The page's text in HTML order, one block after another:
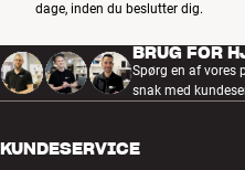
dage, inden du beslutter dig.
BRUG FOR
Spørg en af vores
snak med
KUNDESERVICE